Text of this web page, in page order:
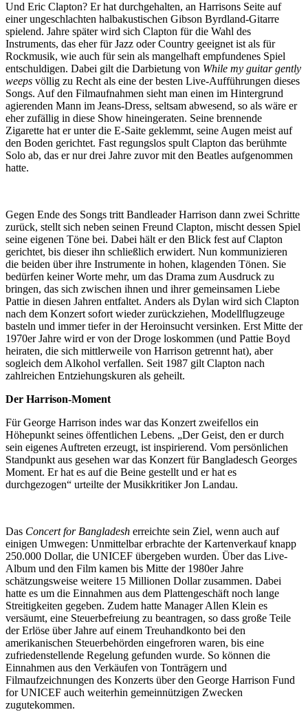
Und Eric Clapton? Er hat durchgehalten, an Harrisons Seite auf
einer ungeschlachten halbakustischen Gibson Byrdland-Gitarre
spielend. Jahre später wird sich Clapton für die Wahl des
Instruments, das eher für Jazz oder Country geeignet ist als für
Rockmusik, wie auch für sein als mangelhaft empfundenes Spiel
entschuldigen. Dabei gilt die Darbietung von While my guitar gently
weeps völlig zu Recht als eine der besten Live-Aufführungen dieses
Songs. Auf den Filmaufnahmen sieht man einen im Hintergrund
agierenden Mann im Jeans-Dress, seltsam abwesend, so als wäre er
eher zufällig in diese Show hineingeraten. Seine brennende
Zigarette hat er unter die E-Saite geklemmt, seine Augen meist auf
den Boden gerichtet. Fast regungslos spult Clapton das berühmte
Solo ab, das er nur drei Jahre zuvor mit den Beatles aufgenommen
hatte.
Gegen Ende des Songs tritt Bandleader Harrison dann zwei Schritte
zurück, stellt sich neben seinen Freund Clapton, mischt dessen Spiel
seine eigenen Töne bei. Dabei hält er den Blick fest auf Clapton
gerichtet, bis dieser ihn schließlich erwidert. Nun kommunizieren
die beiden über ihre Instrumente in hohen, klagenden Tönen. Sie
bedürfen keiner Worte mehr, um das Drama zum Ausdruck zu
bringen, das sich zwischen ihnen und ihrer gemeinsamen Liebe
Pattie in diesen Jahren entfaltet. Anders als Dylan wird sich Clapton
nach dem Konzert sofort wieder zurückziehen, Modellflugzeuge
basteln und immer tiefer in der Heroinsucht versinken. Erst Mitte der
1970er Jahre wird er von der Droge loskommen (und Pattie Boyd
heiraten, die sich mittlerweile von Harrison getrennt hat), aber
sogleich dem Alkohol verfallen. Seit 1987 gilt Clapton nach
zahlreichen Entziehungskuren als geheilt.
Der Harrison-Moment
Für George Harrison indes war das Konzert zweifellos ein
Höhepunkt seines öffentlichen Lebens. „Der Geist, den er durch
sein eigenes Auftreten erzeugt, ist inspirierend. Vom persönlichen
Standpunkt aus gesehen war das Konzert für Bangladesch Georges
Moment. Er hat es auf die Beine gestellt und er hat es
durchgezogen“ urteilte der Musikkritiker Jon Landau.
Das Concert for Bangladesh erreichte sein Ziel, wenn auch auf
einigen Umwegen: Unmittelbar erbrachte der Kartenverkauf knapp
250.000 Dollar, die UNICEF übergeben wurden. Über das Live-
Album und den Film kamen bis Mitte der 1980er Jahre
schätzungsweise weitere 15 Millionen Dollar zusammen. Dabei
hatte es um die Einnahmen aus dem Plattengeschäft noch lange
Streitigkeiten gegeben. Zudem hatte Manager Allen Klein es
versäumt, eine Steuerbefreiung zu beantragen, so dass große Teile
der Erlöse über Jahre auf einem Treuhandkonto bei den
amerikanischen Steuerbehörden eingefroren waren, bis eine
zufriedenstellende Regelung gefunden wurde. So können die
Einnahmen aus den Verkäufen von Tonträgern und
Filmaufzeichnungen des Konzerts über den George Harrison Fund
for UNICEF auch weiterhin gemeinnützigen Zwecken
zugutekommen.